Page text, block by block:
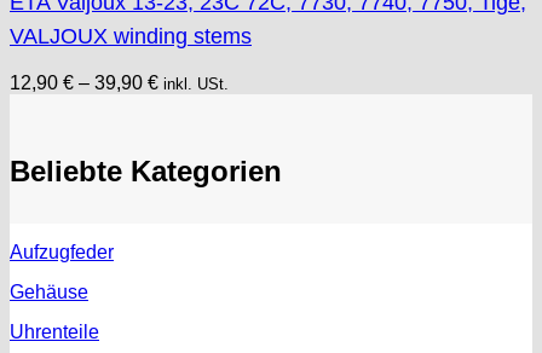
VALJOUX winding stems
12,90 € – 39,90 € inkl. USt.
Beliebte Kategorien
Aufzugfeder
Gehäuse
Uhrenteile